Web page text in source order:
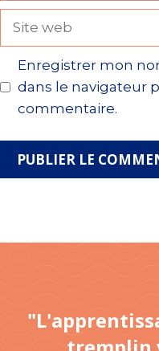
Site
Enregistrer mon
dans le navigateur
commentaire.